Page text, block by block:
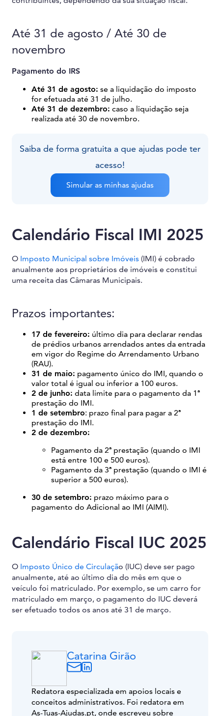
Até 31 de agosto / Até 30 de
novembro
Pagamento do IRS
Até 31 de agosto: se a liquidação do imposto
for efetuada até 31 de julho.
Até 31 de dezembro: caso a liquidação seja
realizada até 30 de novembro.
Saiba de forma gratuita a que ajudas pode ter
acesso!
Simular as minhas ajudas
Calendário Fiscal IMI 2025
O Imposto Municipal sobre Imóveis (IMI) é cobrado
anualmente aos proprietários de imóveis e constitui
uma receita das Câmaras Municipais.
Prazos importantes:
17 de fevereiro: último dia para declarar rendas
de prédios urbanos arrendados antes da entrada
em vigor do Regime do Arrendamento Urbano
(RAU).
31 de maio: pagamento único do IMI, quando o
valor total é igual ou inferior a 100 euros.
2 de junho: data limite para o pagamento da 1ª
prestação do IMI.
1 de setembro: prazo final para pagar a 2ª
prestação do IMI.
2 de dezembro:
Pagamento da 2ª prestação (quando o IMI
está entre 100 e 500 euros).
Pagamento da 3ª prestação (quando o IMI é
superior a 500 euros).
30 de setembro: prazo máximo para o
pagamento do Adicional ao IMI (AIMI).
Calendário Fiscal IUC 2025
O Imposto Único de Circulação (IUC) deve ser pago
anualmente, até ao último dia do mês em que o
veículo foi matriculado. Por exemplo, se um carro for
matriculado em março, o pagamento do IUC deverá
ser efetuado todos os anos até 31 de março.
Catarina Girão
Redatora especializada em apoios locais e
conceitos administrativos. Foi redatora em
As-Tuas-Ajudas.pt, onde escreveu sobre